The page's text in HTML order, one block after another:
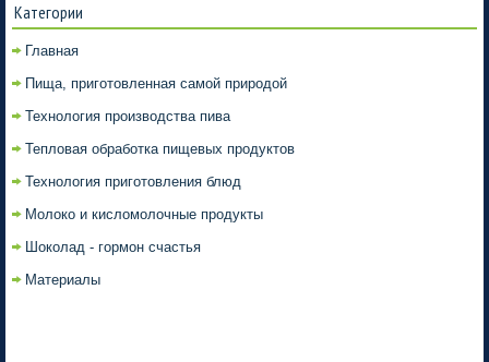
Категории
Главная
Пища, приготовленная самой природой
Технология производства пива
Тепловая обработка пищевых продуктов
Технология приготовления блюд
Молоко и кисломолочные продукты
Шоколад - гормон счастья
Материалы